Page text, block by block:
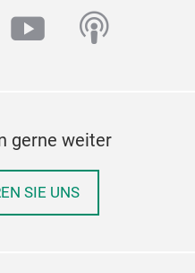
youtube
gerne weiter
SIE UNS